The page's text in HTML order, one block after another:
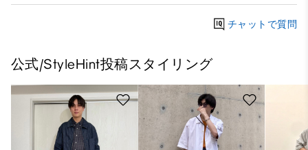
チャットで質問
公式/StyleHint投稿スタイリング